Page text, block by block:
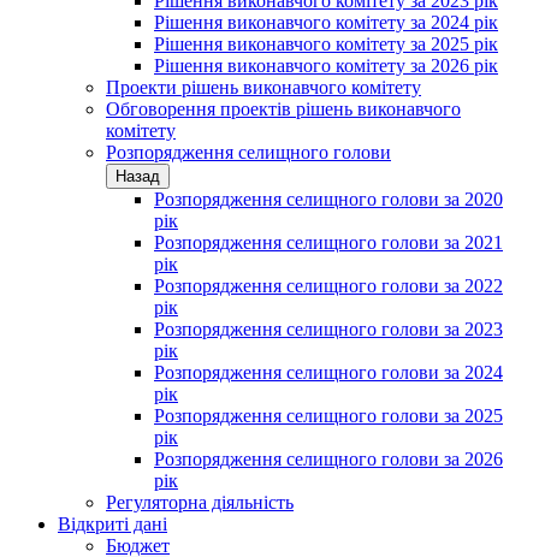
Рішення виконавчого комітету за 2024 рік
Рішення виконавчого комітету за 2025 рік
Рішення виконавчого комітету за 2026 рік
Проекти рішень виконавчого комітету
Обговорення проектів рішень виконавчого
комітету
Розпорядження селищного голови
Назад
Розпорядження селищного голови за 2020
рік
Розпорядження селищного голови за 2021
рік
Розпорядження селищного голови за 2022
рік
Розпорядження селищного голови за 2023
рік
Розпорядження селищного голови за 2024
рік
Розпорядження селищного голови за 2025
рік
Розпорядження селищного голови за 2026
рік
Регуляторна діяльність
Відкриті дані
Бюджет